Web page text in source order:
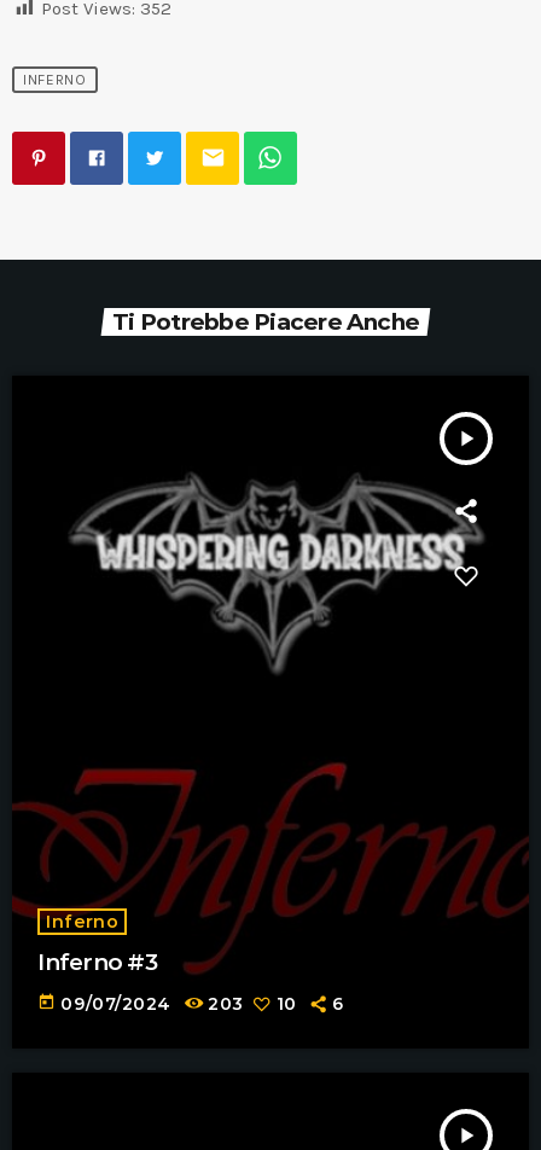
Post Views: 352
INFERNO
email
Ti Potrebbe Piacere Anche
play_arrow
Inferno
Inferno #3
today 09/07/2024 203 10 6
play_arrow